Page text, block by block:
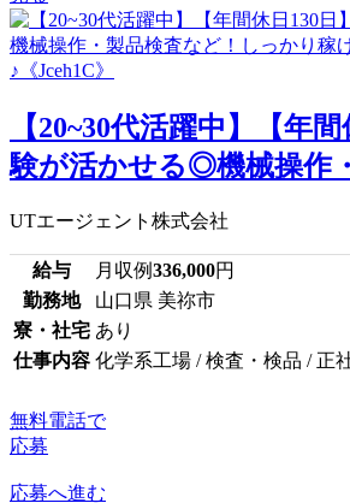
【20~30代活躍中】【年
験が活かせる◎機械操作
UTエージェント株式会社
給与 月収例336,000円
勤務地
山口県 美祢市
寮・社宅 あり
仕事内容 化学系工場 / 検査・検品 / 正
無料電話で
応募
応募へ進む